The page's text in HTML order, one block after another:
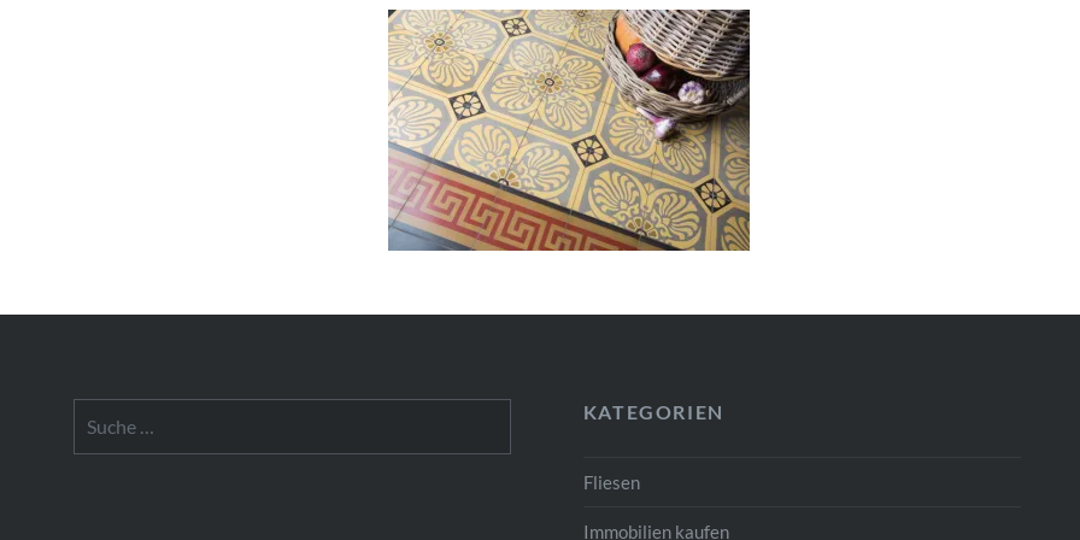
nach:
KATEGORIEN
Fliesen
Immobilien kaufen